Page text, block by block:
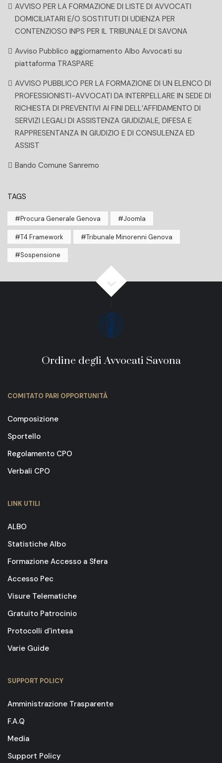
AVVISO PER LA FORMAZIONE DI LISTE DI AVVOCATI
DOMICILIATARI E/O SOSTITUTI DI UDIENZA PER
CONTENZIOSO INPS PER IL TRIBUNALE DI SAVONA
Avviso Pubblico aggiornamento Albo Avvocati su
piattaforma TRASPARE
AVVISO PUBBLICO PER LA FORMAZIONE DI UN ELENCO DI
PROFESSIONISTI-AVVOCATI DA INTERPELLARE IN SEDE DI
RICHIESTA DI PREVENTIVI AI FINI DELL’AFFIDAMENTO DI
SERVIZI LEGALI DI ASSISTENZA GIUDIZIALE, DIFESA E
RAPPRESENTANZA IN GIUDIZIO E DI CONSULENZA ED
ASSIST
Bando Comune Sanremo
TAGS
Procura Generale Genova Joomla
T4 Framework Tribunale Minorenni Genova
Sospensione
Ordine degli Avvocati Savona
COMITATO PARI OPPORTUNITÀ
Composizione
Sportello
Regolamento CPO
Verbali CPO
LINK UTILI
ALBO
Statistiche Albo
Formazione Accesso a Sfera
Accesso Pec
Visure Telematiche
Gratuito Patrocinio
Protocolli d'intesa
Varie Guide
SUPPORT POLICY
Amministrazione Trasparente
F.A.Q
Media
Support Policy